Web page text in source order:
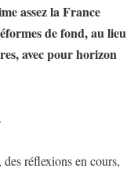
assez la France
de fond, au lieu
avec pour horizon
réflexions en cours,